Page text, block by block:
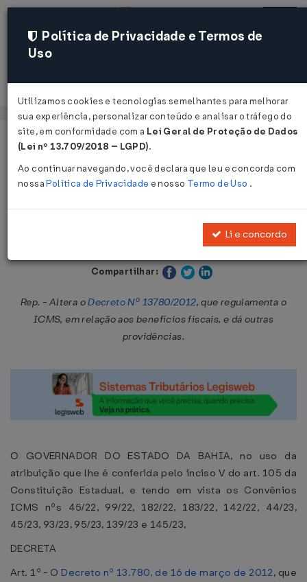
Acessar
Página Inicial Legislações
Decreto Nº 22874 DE 13/06/2024
Publicado no DOE - BA em 15 jun 2024
Compartilhar:
Rep. - Altera oDecreto Nº 13780/2012, que regulamenta o
ICMS, em relação aos benefícios fiscais, e dá outras
providências.
O GOVERNADOR DO ESTADO DA BAHIA, no uso da
atribuição que lhe é conferida pelo inciso V do art. 105 da
Constituição Estadual, e tendo em vista os Convênios
ICMS nºs 45/22, 99/22, 182/22, 183/22, 142/22, 44/23,
45/23, 93/23, 95/23, 139/23 e 145/23,
DECRETA
Art. 1º - O Decreto nº 13.780, de 16 de março de 2012, que
Política de Privacidade e Termos de
Uso
Utilizamos cookies e tecnologias semelhantes para melhorar
sua experiência, personalizar conteúdo e analisar o tráfego do
site, em conformidade com a Lei Geral de Proteção de Dados
(Lei nº 13.709/2018 – LGPD).
Ao continuar navegando, você declara que leu e concorda com
nossaPolítica de Privacidade e nosso Termo de Uso .
Li e concordo